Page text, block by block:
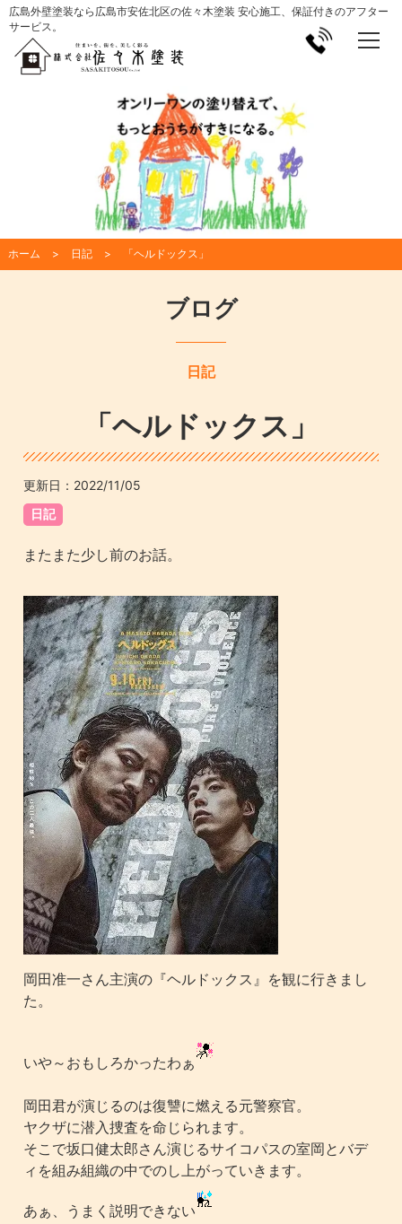
広島外壁塗装なら広島市安佐北区の佐々木塗装 安心施工、保証付きのアフター
サービス。
ホーム 日記 「ヘルドックス」
ブログ
日記
「ヘルドックス」
更新日： 2022/11/05
日記
またまた少し前のお話。
岡田准一さん主演の『ヘルドックス』を観に行きまし
た。
いや～おもしろかったわぁ
岡田君が演じるのは復讐に燃える元警察官。
ヤクザに潜入捜査を命じられます。
そこで坂口健太郎さん演じるサイコパスの室岡とバデ
ィを組み組織の中でのし上がっていきます。
あぁ、うまく説明できない